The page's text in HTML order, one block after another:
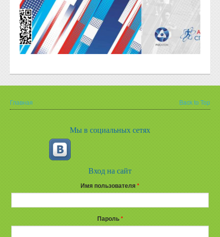
Вы здесь
Главная Back to Top
Мы в социальных сетях
Вход на сайт
Имя пользователя*
Пароль*